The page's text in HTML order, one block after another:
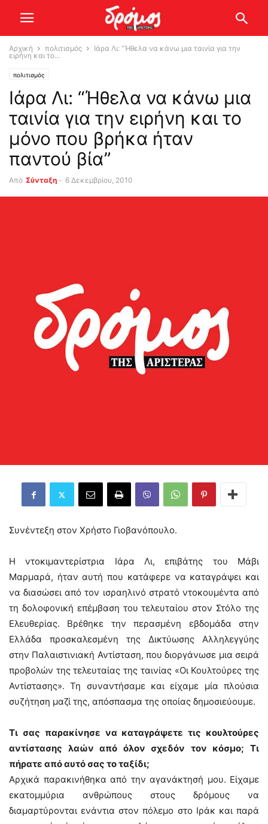
Αρχική πολιτισμός
Ιάρα Λι: “Ήθελα να κάνω μια ταινία για την
ειρήνη και το...
πολιτισμός
Ιάρα Λι: “Ήθελα να κάνω μια
ταινία για την ειρήνη και το
μόνο που βρήκα ήταν
παντού βία”
Από Σύνταξη - 6 Δεκεμβρίου, 2010
Συνέντεξη στον Χρήστο Γιοβανόπουλο.
Η ντοκιμαντερίστρια Ιάρα Λι, επιβάτης του Μάβι
Μαρμαρά, ήταν αυτή που κατάφερε να καταγράψει και
να διασώσει από τον ισραηλινό στρατό ντοκουμέντα από
τη δολοφονική επέμβαση του τελευταίου στον Στόλο της
Ελευθερίας. Βρέθηκε την περασμένη εβδομάδα στην
Ελλάδα προσκαλεσμένη της Δικτύωσης Αλληλεγγύης
στην Παλαιστινιακή Αντίσταση, που διοργάνωσε μια σειρά
προβολών της τελευταίας της ταινίας «Οι Κουλτούρες της
Αντίστασης». Τη συναντήσαμε και είχαμε μία πλούσια
συζήτηση μαζί της, απόσπασμα της οποίας δημοσιεύουμε.
Τι σας παρακίνησε να καταγράψετε τις κουλτούρες
αντίστασης λαών από όλον σχεδόν τον κόσμο; Τι
πήρατε από αυτό σας το ταξίδι;
Αρχικά παρακινήθηκα από την αγανάκτησή μου. Είχαμε
εκατομμύρια ανθρώπους στους δρόμους να
διαμαρτύρονται ενάντια στον πόλεμο στο Ιράκ και παρά